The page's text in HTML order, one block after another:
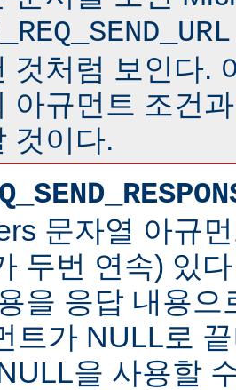
것처럼 보인다.
아규먼트 조건
것이다.
문자열 아규
두번 연속) 있
을 응답 내용
트가 NULL로
을 사용할